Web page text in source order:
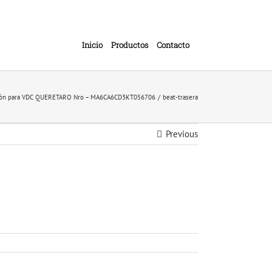
Inicio Productos Contacto
para VDC QUERETARO Nro – MA6CA6CD3KT056706 beat-trasera
Previous